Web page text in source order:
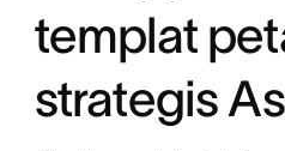
templat
strategis